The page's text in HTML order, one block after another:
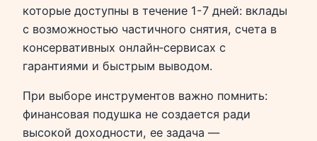
которые доступны в течение 1-7 дней: вклады
с возможностью частичного снятия, счета в
консервативных онлайн‑сервисах с
гарантиями и быстрым выводом.
При выборе инструментов важно помнить:
финансовая подушка не создается ради
высокой доходности, ее задача —